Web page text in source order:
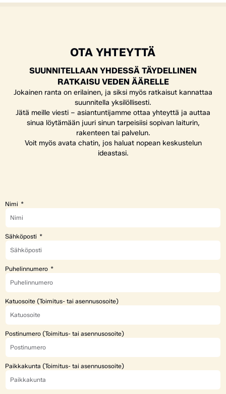
OTA YHTEYTTÄ
SUUNNITELLAAN YHDESSÄ TÄYDELLINEN
RATKAISU VEDEN ÄÄRELLE
Jokainen ranta on erilainen, ja siksi myös ratkaisut kannattaa
suunnitella yksilöllisesti.
Jätä meille viesti – asiantuntijamme ottaa yhteyttä ja auttaa
sinua löytämään juuri sinun tarpeisiisi sopivan laiturin,
rakenteen tai palvelun.
Voit myös avata chatin, jos haluat nopean keskustelun
ideastasi.
Nimi
Sähköposti
Puhelinnumero
Katuosoite (Toimitus- tai asennusosoite)
Postinumero (Toimitus- tai asennusosoite)
Paikkakunta (Toimitus- tai asennusosoite)